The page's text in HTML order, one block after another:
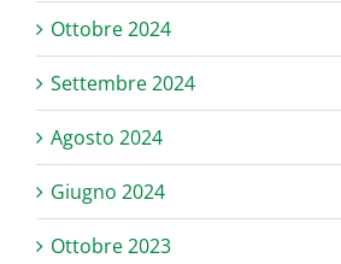
Ottobre 2024
Settembre 2024
Agosto 2024
Giugno 2024
Ottobre 2023